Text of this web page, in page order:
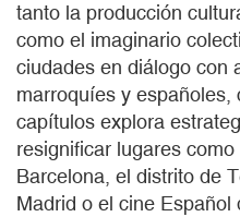
tanto la producción
como el imaginario
ciudades en diálogo con
marroquíes y españoles,
capítulos explora
resignificar lugares
Barcelona, el distrito de
Madrid o el cine